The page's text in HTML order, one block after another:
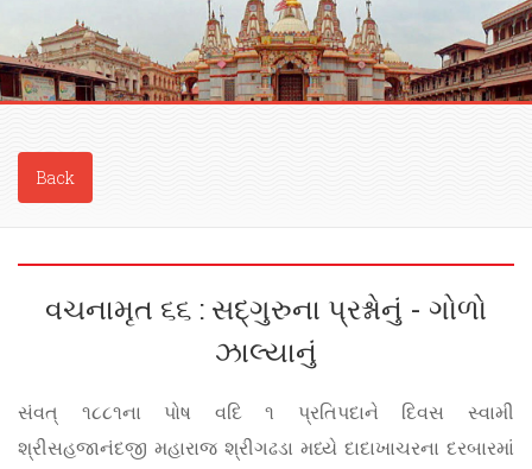
Back
વચનામૃત ૬૬ : સદ્‌ગુરુના પ્રશ્નોનું - ગોળો
ઝાલ્યાનું
સંવત્ ૧૮૮૧ના પોષ વદિ ૧ પ્રતિપદાને દિવસ સ્વામી
શ્રીસહજાનંદજી મહારાજ શ્રીગઢડા મધ્યે દાદાખાચરના દરબારમાં